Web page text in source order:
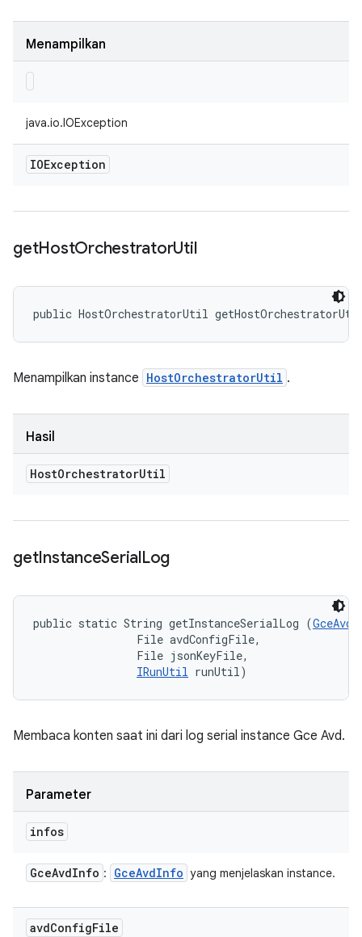
Menampilkan
java.io.IOException
IOException
getHostOrchestratorUtil
public HostOrchestratorUtil
Menampilkan instance HostOrchestratorUtil .
Hasil
HostOrchestratorUtil
getInstanceSerialLog
public static String getInstanceSerialLog (
                File avdConfigFile,
                File jsonKeyFile,
IRunUtil runUtil)
Membaca konten saat ini dari log serial instance Gce Avd.
Parameter
infos
GceAvdInfo : GceAvdInfo yang menjelaskan instance.
avdConfigFile